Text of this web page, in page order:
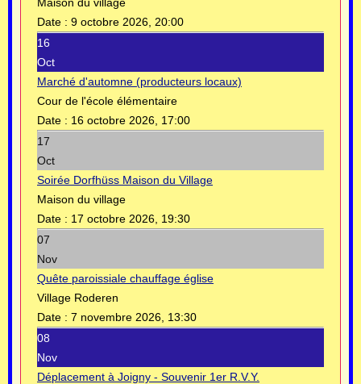
Date : 9 octobre 2026, 20:00
16
Oct
Marché d'automne (producteurs locaux)
Cour de l'école élémentaire
Date : 16 octobre 2026, 17:00
17
Oct
Soirée Dorfhüss Maison du Village
Maison du village
Date : 17 octobre 2026, 19:30
07
Nov
Quête paroissiale chauffage église
Village Roderen
Date : 7 novembre 2026, 13:30
08
Nov
Déplacement à Joigny - Souvenir 1er R.V.Y.